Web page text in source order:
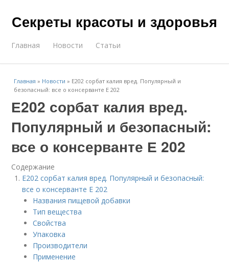
Секреты красоты и здоровья
Главная Новости Статьи
Главная » Новости » Е202 сорбат калия вред. Популярный и
безопасный: все о консерванте Е 202
Е202 сорбат калия вред.
Популярный и безопасный:
все о консерванте Е 202
Содержание
Е202 сорбат калия вред. Популярный и безопасный:
все о консерванте Е 202
Названия пищевой добавки
Тип вещества
Свойства
Упаковка
Производители
Применение